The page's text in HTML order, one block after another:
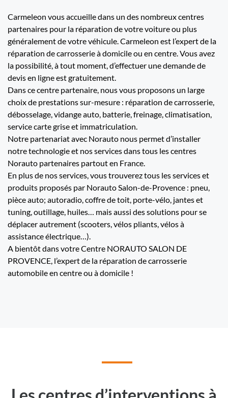
Carmeleon vous accueille dans un des nombreux centres
partenaires pour la réparation de votre voiture ou plus
généralement de votre véhicule. Carmeleon est l’expert de la
réparation de carrosserie à domicile ou en centre. Vous avez
la possibilité, à tout moment, d’effectuer une demande de
devis en ligne est gratuitement.
Dans ce centre partenaire, nous vous proposons un large
choix de prestations sur-mesure : réparation de carrosserie,
débosselage, vidange auto, batterie, freinage, climatisation,
service carte grise et immatriculation.
Notre partenariat avec Norauto nous permet d’installer
notre technologie et nos services dans tous les centres
Norauto partenaires partout en France.
En plus de nos services, vous trouverez tous les services et
produits proposés par Norauto Salon-de-Provence : pneu,
pièce auto; autoradio, coffre de toit, porte-vélo, jantes et
tuning, outillage, huiles… mais aussi des solutions pour se
déplacer autrement (scooters, vélos pliants, vélos à
assistance électrique…).
A bientôt dans votre Centre NORAUTO SALON DE
PROVENCE, l’expert de la réparation de carrosserie
automobile en centre ou à domicile !